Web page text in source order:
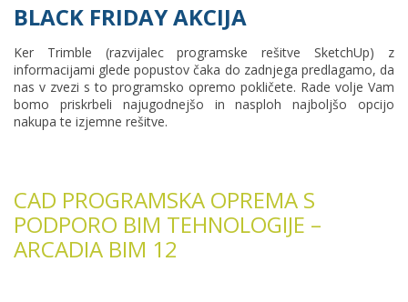
BLACK FRIDAY AKCIJA
Ker Trimble (razvijalec programske rešitve SketchUp) z
informacijami glede popustov čaka do zadnjega predlagamo, da
nas v zvezi s to programsko opremo pokličete. Rade volje Vam
bomo priskrbeli najugodnejšo in nasploh najboljšo opcijo
nakupa te izjemne rešitve.
CAD PROGRAMSKA OPREMA S
PODPORO BIM TEHNOLOGIJE –
ARCADIA BIM 12